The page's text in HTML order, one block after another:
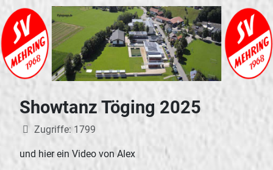
Showtanz Töging 2025
Details
Zugriffe: 1799
und hier ein Video von Alex